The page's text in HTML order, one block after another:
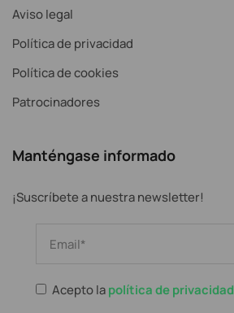
Aviso legal
Política de privacidad
Política de cookies
Patrocinadores
Manténgase informado
¡Suscríbete a nuestra newsletter!
Acepto lapolítica de privacidad